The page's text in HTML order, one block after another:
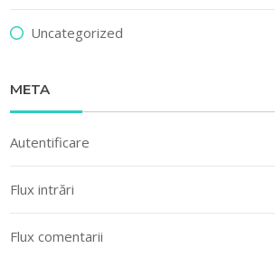
Uncategorized
META
Autentificare
Flux intrări
Flux comentarii